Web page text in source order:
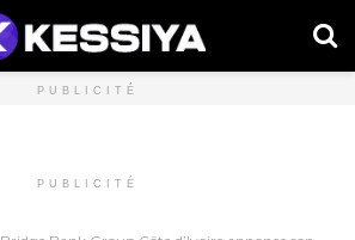
PUBLICITÉ
PUBLICITÉ